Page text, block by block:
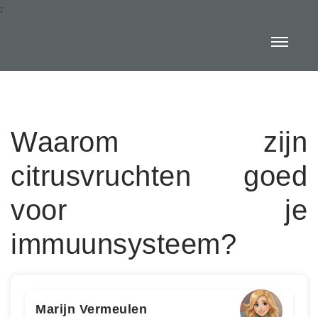
:
Waarom zijn
citrusvruchten goed
voor je
immuunsysteem?
Marijn Vermeulen